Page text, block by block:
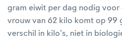
gram eiwit per dag nodig voor
vrouw van 62 kilo komt op 99
verschil in kilo's, niet in